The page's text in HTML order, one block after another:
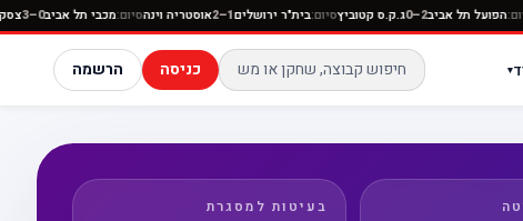
נתניהסיום:הפועל תל אביב2–0 ג.ק.ס קטוביץ סיום:בית"ר ירושלים1–2 אוסטריה וינהסיום:מכבי תל
▾ כניסה הרשמה
בעיטות למסגרת